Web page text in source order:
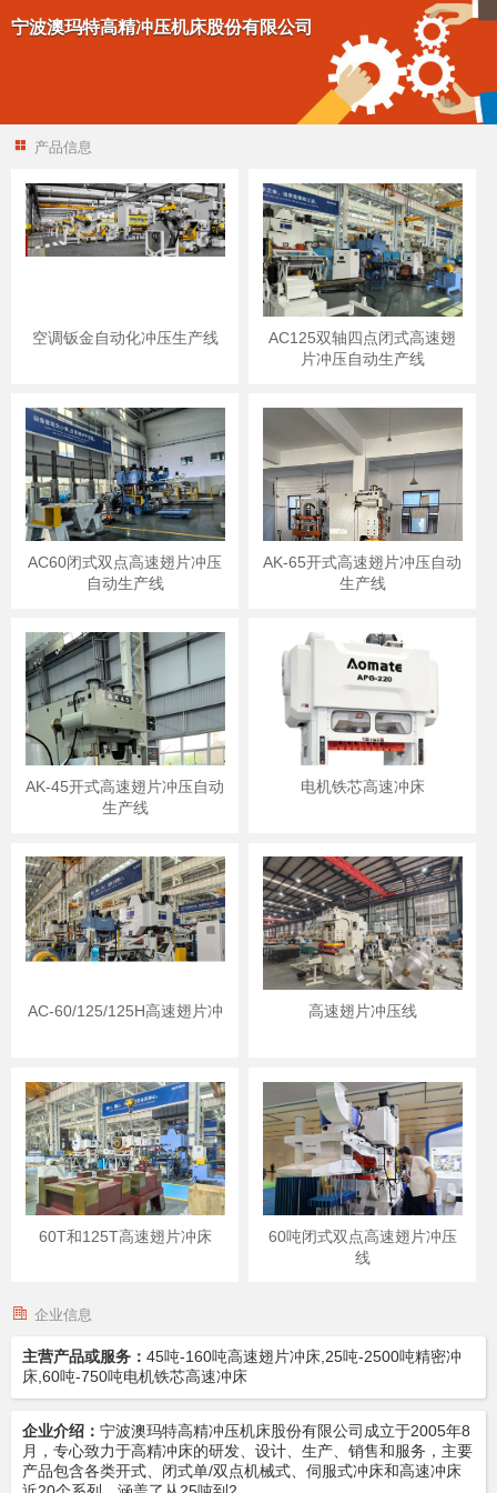
宁波澳玛特高精冲压机床股份有限公司
产品信息
空调钣金自动化冲压生产线
AC125双轴四点闭式高速翅
片冲压自动生产线
AC60闭式双点高速翅片冲压
自动生产线
AK-65开式高速翅片冲压自动
生产线
AK-45开式高速翅片冲压自动
生产线
电机铁芯高速冲床
AC-60/125/125H高速翅片冲 高速翅片冲压线
60T和125T高速翅片冲床
60吨闭式双点高速翅片冲压
线
企业信息
主营产品或服务： 45吨-160吨高速翅片冲床,25吨-2500吨精密冲
床,60吨-750吨电机铁芯高速冲床
企业介绍： 宁波澳玛特高精冲压机床股份有限公司成立于2005年8
月，专心致力于高精冲床的研发、设计、生产、销售和服务，主要
产品包含各类开式、闭式单/双点机械式、伺服式冲床和高速冲床